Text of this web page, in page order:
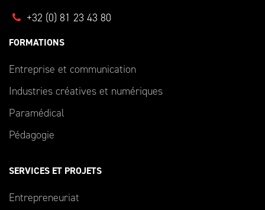
+32 (0) 81 23 43 80
FORMATIONS
Entreprise et communication
Industries créatives et numériques
Paramédical
Pédagogie
SERVICES ET PROJETS
Entrepreneuriat